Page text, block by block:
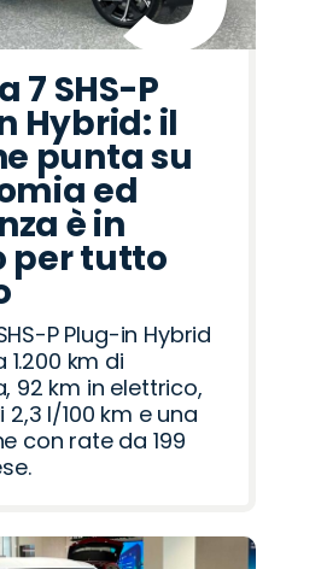
7 SHS-P
Hybrid: il
punta su
ed
è in
per tutto
P Plug-in Hybrid
km di
92 km in elettrico,
l/100 km e una
con rate da 199